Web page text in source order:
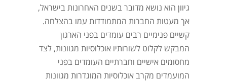
גיוון הוא נושא מדובר בשנים האחרונות בישראל,
אך מעטות החברות המתמודדות עמו בהצלחה.
קשיים פנימיים רבים עומדים בפני הארגון
המבקש לקלוט לשורותיו אוכלוסיות מגוונות, לצד
מחסומים אישיים וחברתיים העומדים בפני
המועמדים מקרב אוכלוסיות המוגדרות מגוונות